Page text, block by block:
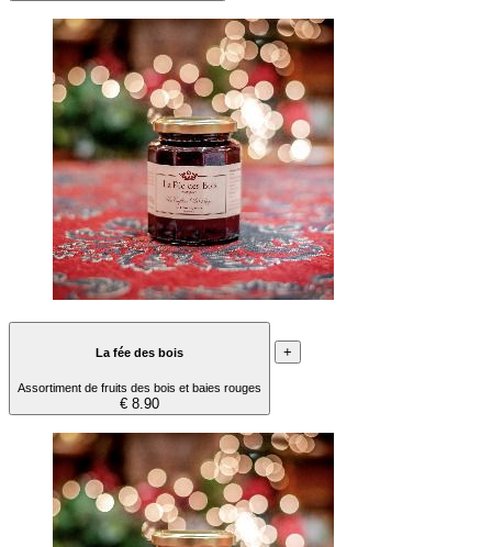
La fée des bois
Assortiment de fruits des bois et baies rouges
€ 8.90
+